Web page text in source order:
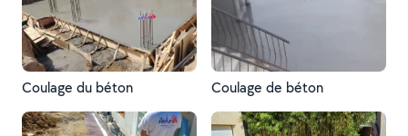
Coulage du béton Coulage de béton